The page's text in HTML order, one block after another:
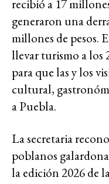
recibió a 17
generaron una
millones de pesos.
llevar turismo a los
para que las y los
cultural,
a Puebla.
La secretaria
poblanos
la edición 2026 de